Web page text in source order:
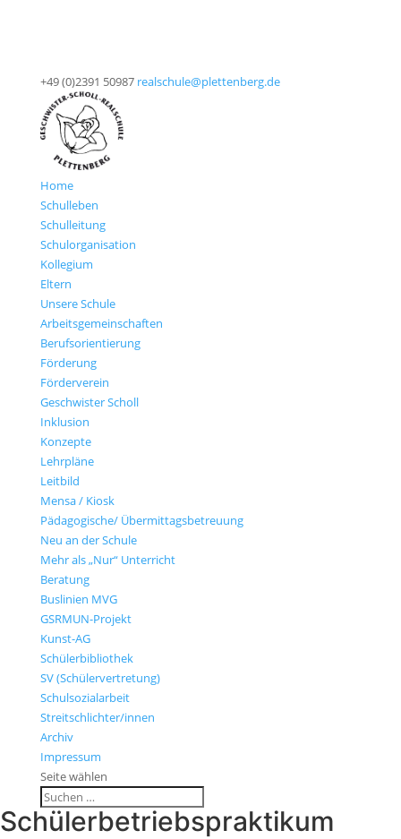
+49 (0)2391 50987 realschule@plettenberg.de
Home
Schulleben
Schulleitung
Schulorganisation
Kollegium
Eltern
Unsere Schule
Arbeitsgemeinschaften
Berufsorientierung
Förderung
Förderverein
Geschwister Scholl
Inklusion
Konzepte
Lehrpläne
Leitbild
Mensa / Kiosk
Pädagogische/ Übermittagsbetreuung
Neu an der Schule
Mehr als „Nur“ Unterricht
Beratung
Buslinien MVG
GSRMUN-Projekt
Kunst-AG
Schülerbibliothek
SV (Schülervertretung)
Schulsozialarbeit
Streitschlichter/innen
Archiv
Impressum
Seite wählen
Schülerbetriebspraktikum